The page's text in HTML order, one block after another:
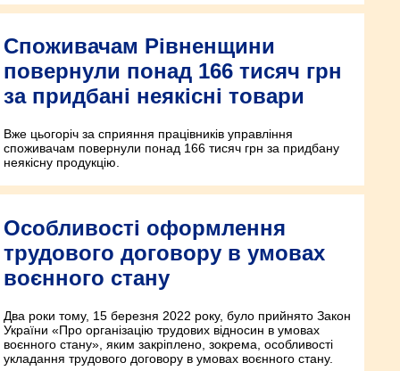
Споживачам Рівненщини
повернули понад 166 тисяч грн
за придбані неякісні товари
Вже цьогоріч за сприяння працівників управління
споживачам повернули понад 166 тисяч грн за придбану
неякісну продукцію.
Особливості оформлення
трудового договору в умовах
воєнного стану
Два роки тому, 15 березня 2022 року, було прийнято Закон
України «Про організацію трудових відносин в умовах
воєнного стану», яким закріплено, зокрема, особливості
укладання трудового договору в умовах воєнного стану.